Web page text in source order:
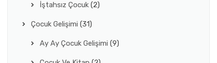
İştahsız Çocuk (2)
Çocuk Gelişimi (31)
Ay Ay Çocuk Gelişimi (9)